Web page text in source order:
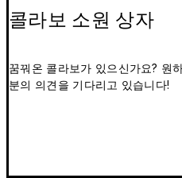
콜라보 소원 상자
꿈꿔온 콜라보가 있으신가요? 원
분의 의견을 기다리고 있습니다!